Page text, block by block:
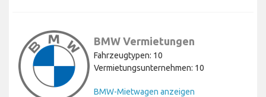
BMW Vermietungen
Fahrzeugtypen: 10
Vermietungsunternehmen: 10
BMW-Mietwagen anzeigen